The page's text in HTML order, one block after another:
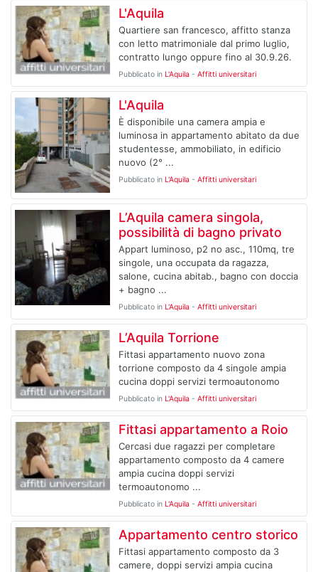
L'Aquila
Quartiere san francesco, affitto stanza
con letto matrimoniale dal primo luglio,
contratto lungo oppure fino al 30.9.26.
Pubblicato in L'Aquila - Affitti universitari
L'Aquila
È disponibile una camera ampia e
luminosa in appartamento abitato da due
studentesse, ammobiliato, in edificio
nuovo (2° ...
Pubblicato in L'Aquila - Affitti universitari
L’Aquila camera singola,
possibilità di bagno privato
Appart luminoso, p2 no asc., 110mq, tre
singole, una occupata da ragazza,
salone, cucina abitab., bagno con doccia
+ bagno ...
Pubblicato in L'Aquila - Affitti universitari
L’Aquila Torrione
Fittasi appartamento nuovo zona
torrione composto da 4 singole ampia
cucina doppi servizi termoautonomo
Pubblicato in L'Aquila - Affitti universitari
Fittasi appartamento a Roio
Cercasi due ragazzi per completare
appartamento composto da 4 camere
ampia cucina doppi servizi
termoautonomo ...
Pubblicato in L'Aquila - Affitti universitari
Appartamento centro storico
Fittasi appartamento composto da 3
camere, doppi servizi ampia cucina